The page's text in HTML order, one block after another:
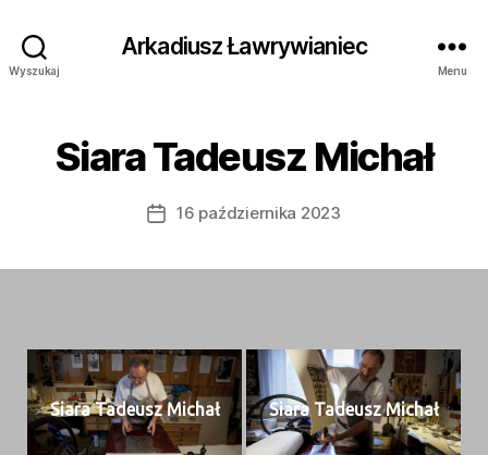
Wyszukaj
Arkadiusz Ławrywianiec
Menu
Siara Tadeusz Michał
Data16 października 2023
Siara Tadeusz Michał Siara Tadeusz Michał